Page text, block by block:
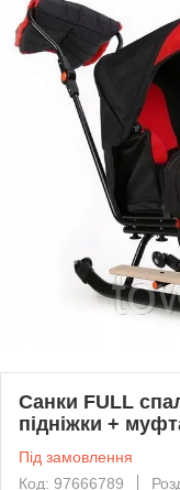
Санки FULL
підніжки +
Під замовлення
Код: 97666789